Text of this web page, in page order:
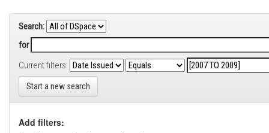
Search:
for
Current filters:
Start a new search
Add filters: